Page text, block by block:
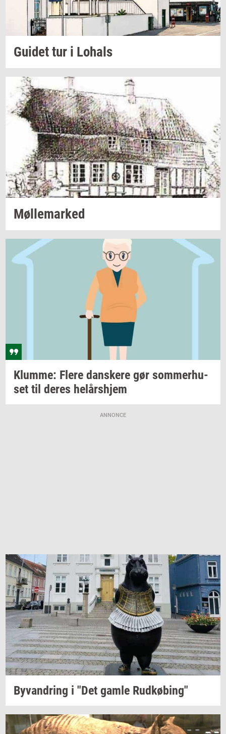
Gu­i­dettur i Lo­hals
Møl­le­mar­ked
Klum­me: Flere dan­ske­re gør som­mer­hu­
set til deres helårs­hjem
ANNONCE
Byvan­dring i "Det gamle Rud­kø­bing"